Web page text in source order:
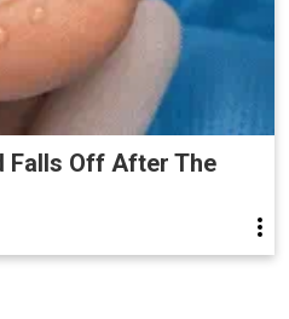
Falls Off After The